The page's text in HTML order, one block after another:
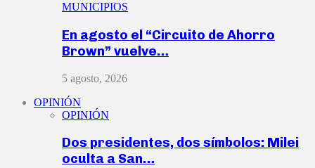
MUNICIPIOS
En agosto el “Circuito de Ahorro
Brown” vuelve…
5 agosto, 2026
OPINIÓN
OPINIÓN
Dos presidentes, dos símbolos: Milei
oculta a San…